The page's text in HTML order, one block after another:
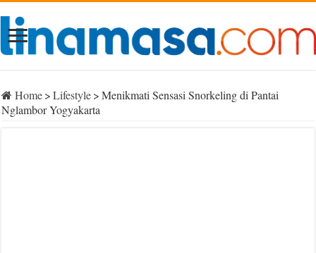
Home> Lifestyle> Menikmati Sensasi Snorkeling di Pantai
Nglambor Yogyakarta